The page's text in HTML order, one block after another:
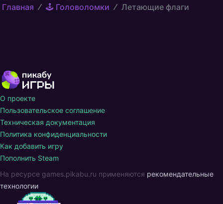
Главная 🕹️ Головоломки Летающие флаги
О проекте
Пользовательское соглашение
Техническая документация
Политика конфиденциальности
Как добавить игру
Пополнить Steam
На ресурсе games.pikabu.ru применяются рекомендательные
технологии